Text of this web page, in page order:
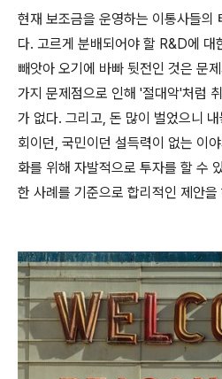
현재 보조금을 운영하는 이통사들의
다. 고르게 분배되어야 할 R&D에 대
빼앗아 오기에 바빠 뒷전인 것은 문
가지 문제점으로 인해 '절대악'처럼
가 없다. 그리고, 돈 많이 벌었으니
회이던, 국민이던 설득력이 없는 이
화를 위해 자발적으로 투자를 할 수
한 사례를 기준으로 합리적인 제안